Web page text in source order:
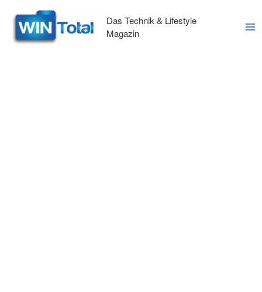
Inhalt
springen
Das Technik & Lifestyle
Magazin